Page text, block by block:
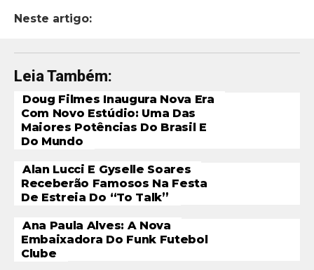
Neste artigo:
Leia Também:
Doug Filmes Inaugura Nova Era
Com Novo Estúdio: Uma Das
Maiores Potências Do Brasil E
Do Mundo
Alan Lucci E Gyselle Soares
Receberão Famosos Na Festa
De Estreia Do “To Talk”
Ana Paula Alves: A Nova
Embaixadora Do Funk Futebol
Clube